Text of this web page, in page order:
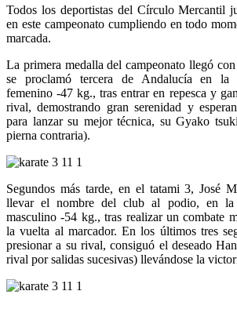
Todos los deportistas del Círculo Mercantil
en este campeonato cumpliendo en todo
marcada.
La primera medalla del campeonato llegó
se proclamó tercera de Andalucía en la
femenino -47 kg., tras entrar en repesca y
rival, demostrando gran serenidad y
para lanzar su mejor técnica, su Gyako
pierna contraria).
Segundos más tarde, en el tatami 3, José
llevar el nombre del club al podio, en la
masculino -54 kg., tras realizar un combate
la vuelta al marcador. En los últimos tres
presionar a su rival, consiguó el deseado
rival por salidas sucesivas) llevándose la